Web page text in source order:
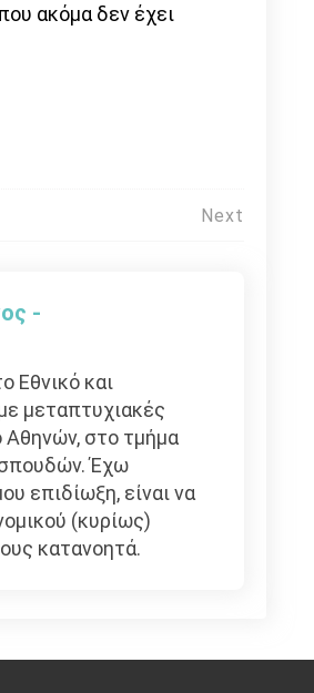
ακόμα δεν έχει
Next
-
Εθνικό και
μεταπτυχιακές
Αθηνών, στο τμήμα
σπουδών. Έχω
επιδίωξη, είναι να
(κυρίως)
κατανοητά.